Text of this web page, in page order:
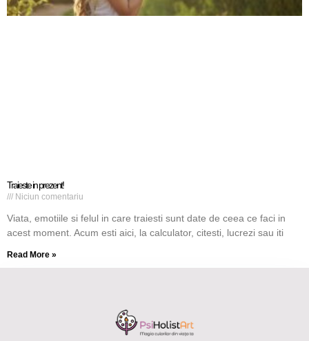
Traieste in prezent!
Niciun comentariu
Viata, emotiile si felul in care traiesti sunt date de ceea ce faci in
acest moment. Acum esti aici, la calculator, citesti, lucrezi sau iti
Read More »